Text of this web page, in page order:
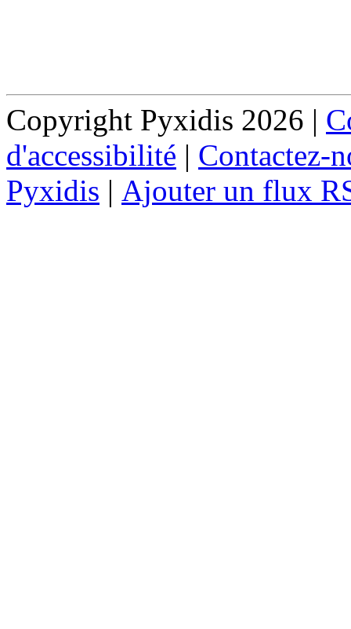
Copyright Pyxidis 2026 |
d'accessibilité | Contactez-
Pyxidis | Ajouter un flux